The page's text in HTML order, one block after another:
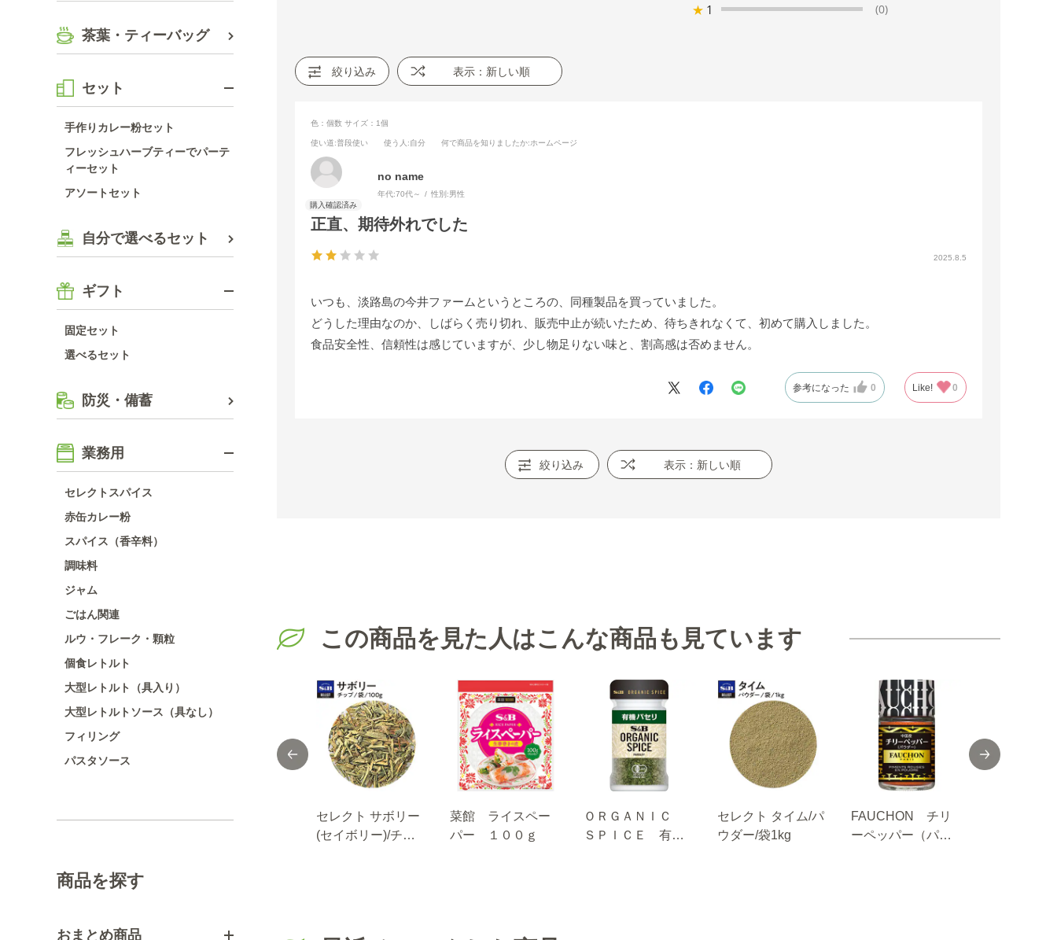
茶葉・ティーバッグ
セット
手作りカレー粉セット
フレッシュハーブティーでパーテ
ィーセット
アソートセット
自分で選べるセット
ギフト
固定セット
選べるセット
防災・備蓄
業務用
セレクトスパイス
赤缶カレー粉
スパイス（香辛料）
調味料
ジャム
ごはん関連
ルウ・フレーク・顆粒
個食レトルト
大型レトルト（具入り）
大型レトルトソース（具なし）
フィリング
パスタソース
商品を探す
おまとめ商品
★ 1 (0)
絞り込み 表示：新しい順
2025.8.5
正直、期待外れでした
色：個数 サイズ：1個
使い道:普段使い 使う人 :自分 何で商品を知りましたか:ホームページ
no name
年代:70代～ 性別:男性
いつも、淡路島の今井ファームというところの、同種製品を買っていました。
どうした理由なのか、しばらく売り切れ、販売中止が続いたため、待ちきれなくて、初めて購入しました。
食品安全性、信頼性は感じていますが、少し物足りない味と、割高感は否めません。
参考になった 0 Like! 0
絞り込み 表示：新しい順
この商品を見た人はこんな商品も見ています
１４ｇ
セレクト サボリー
(セイボリー)/チッ
菜館 ライスペー
パー １００ｇ
ＯＲＧＡＮＩＣ
ＳＰＩＣＥ 有機
セレクト タイム/パ
ウダー/袋1kg
FAUCHON チリ
ーペッパー（パウ